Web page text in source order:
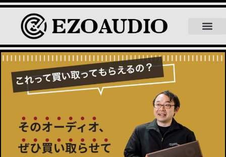
【オーディオ知識】多種多様なス